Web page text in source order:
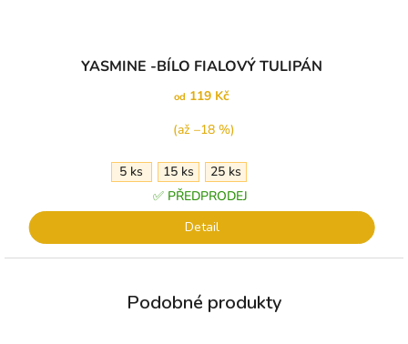
YASMINE -BÍLO FIALOVÝ TULIPÁN
od 119 Kč
(až –18 %)
5 ks 15 ks
25 ks
✅ PŘEDPRODEJ
Detail